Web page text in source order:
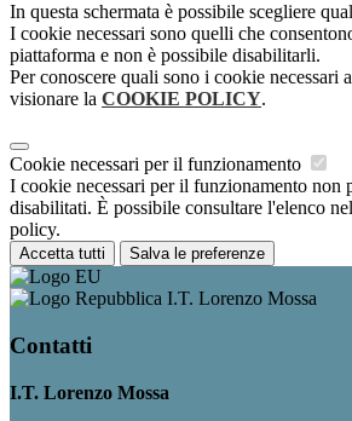
In questa schermata è possibile scegliere
I cookie necessari sono quelli che
piattaforma e non è possibile disabilitarli.
Per conoscere quali sono i cookie necessari
visionare la COOKIE POLICY.
Cookie necessari per il funzionamento
I cookie necessari per il funzionamento non
disabilitati. È possibile consultare l'elenco
policy.
Accetta tutti Salva le preferenze
I.T. Lorenzo Mossa
Contatti
I.T. Lorenzo Mossa